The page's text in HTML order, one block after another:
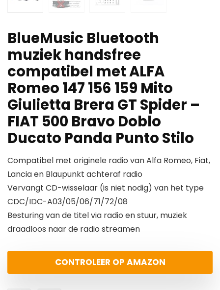
BlueMusic Bluetooth
muziek handsfree
compatibel met ALFA
Romeo 147 156 159 Mito
Giulietta Brera GT Spider –
FIAT 500 Bravo Doblo
Ducato Panda Punto Stilo
Compatibel met originele radio van Alfa Romeo, Fiat,
Lancia en Blaupunkt achteraf radio
Vervangt CD-wisselaar (is niet nodig) van het type
CDC/IDC-A03/05/06/71/72/08
Besturing van de titel via radio en stuur, muziek
draadloos naar de radio streamen
CONTROLEER OP AMAZON